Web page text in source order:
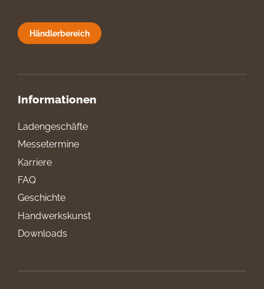
Händlerbereich
Informationen
Ladengeschäfte
Messetermine
Karriere
FAQ
Geschichte
Handwerkskunst
Downloads